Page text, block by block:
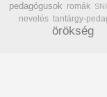
pedagógusok romák SNI
nevelés tantárgy-
örökség